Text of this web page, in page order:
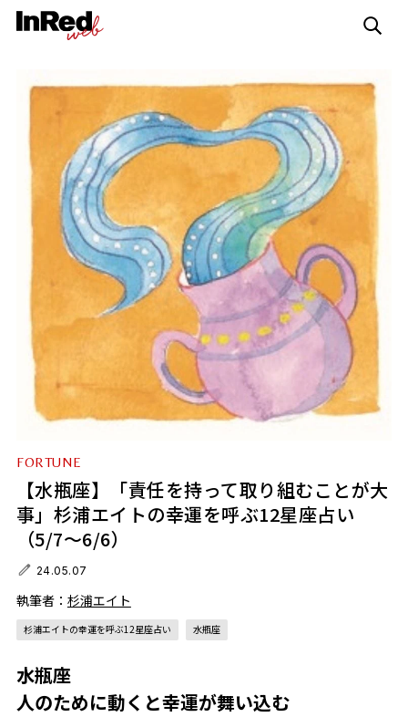
FORTUNE
【水瓶座】「責任を持って取り組むことが大
事」杉浦エイトの幸運を呼ぶ12星座占い
（5/7～6/6）
24.05.07
執筆者： 杉浦エイト
杉浦エイトの幸運を呼ぶ12星座占い 水瓶座
水瓶座
人のために動くと幸運が舞い込む